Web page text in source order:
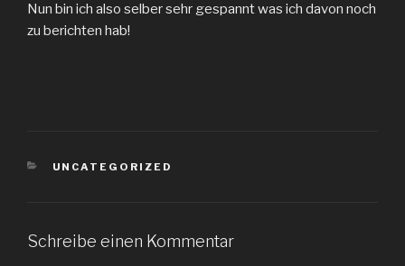
Nun bin ich also selber sehr gespannt was ich davon noch
zu berichten hab!
KATEGORIEN
UNCATEGORIZED
Schreibe einen Kommentar